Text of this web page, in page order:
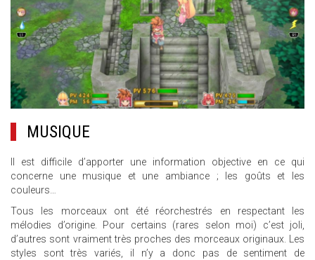
MUSIQUE
Il est difficile d’apporter une information objective en ce qui
concerne une musique et une ambiance ; les goûts et les
couleurs…
Tous les morceaux ont été réorchestrés en respectant les
mélodies d’origine. Pour certains (rares selon moi) c’est joli,
d’autres sont vraiment très proches des morceaux originaux. Les
styles sont très variés, il n’y a donc pas de sentiment de